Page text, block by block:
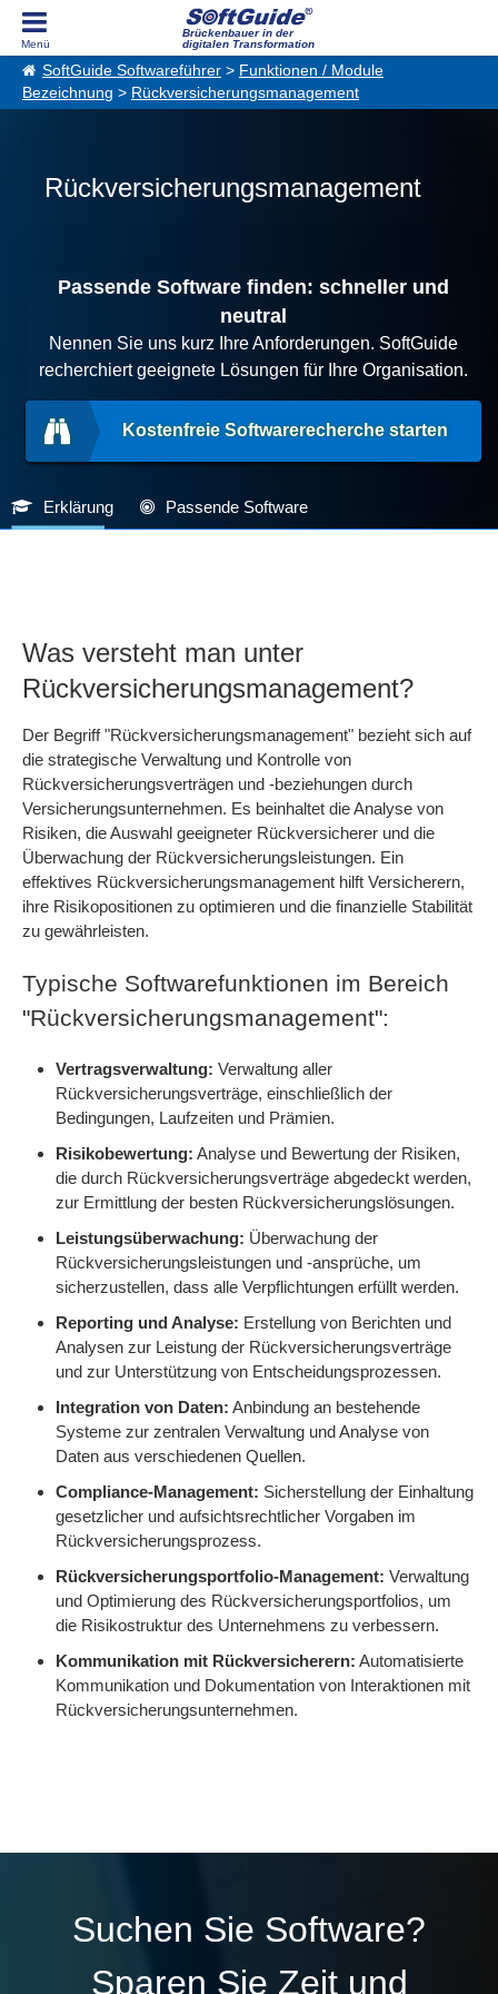
Brückenbauer in der
digitalen Transformation
SoftGuide Softwareführer > Funktionen / Module
Bezeichnung > Rückversicherungsmanagement
Rückversicherungsmanagement
Passende Software finden: schneller und
neutral
Nennen Sie uns kurz Ihre Anforderungen. SoftGuide
recherchiert geeignete Lösungen für Ihre Organisation.
Kostenfreie Softwarerecherche starten
Erklärung Passende Software
Was versteht man unter
Rückversicherungsmanagement?
Der Begriff "Rückversicherungsmanagement" bezieht sich auf
die strategische Verwaltung und Kontrolle von
Rückversicherungsverträgen und -beziehungen durch
Versicherungsunternehmen. Es beinhaltet die Analyse von
Risiken, die Auswahl geeigneter Rückversicherer und die
Überwachung der Rückversicherungsleistungen. Ein
effektives Rückversicherungsmanagement hilft Versicherern,
ihre Risikopositionen zu optimieren und die finanzielle Stabilität
zu gewährleisten.
Typische Softwarefunktionen im Bereich
"Rückversicherungsmanagement":
Vertragsverwaltung: Verwaltung aller
Rückversicherungsverträge, einschließlich der
Bedingungen, Laufzeiten und Prämien.
Risikobewertung: Analyse und Bewertung der Risiken,
die durch Rückversicherungsverträge abgedeckt werden,
zur Ermittlung der besten Rückversicherungslösungen.
Leistungsüberwachung: Überwachung der
Rückversicherungsleistungen und -ansprüche, um
sicherzustellen, dass alle Verpflichtungen erfüllt werden.
Reporting und Analyse: Erstellung von Berichten und
Analysen zur Leistung der Rückversicherungsverträge
und zur Unterstützung von Entscheidungsprozessen.
Integration von Daten: Anbindung an bestehende
Systeme zur zentralen Verwaltung und Analyse von
Daten aus verschiedenen Quellen.
Compliance-Management: Sicherstellung der Einhaltung
gesetzlicher und aufsichtsrechtlicher Vorgaben im
Rückversicherungsprozess.
Rückversicherungsportfolio-Management: Verwaltung
und Optimierung des Rückversicherungsportfolios, um
die Risikostruktur des Unternehmens zu verbessern.
Kommunikation mit Rückversicherern: Automatisierte
Kommunikation und Dokumentation von Interaktionen mit
Rückversicherungsunternehmen.
Suchen Sie Software?
Sparen Sie Zeit und